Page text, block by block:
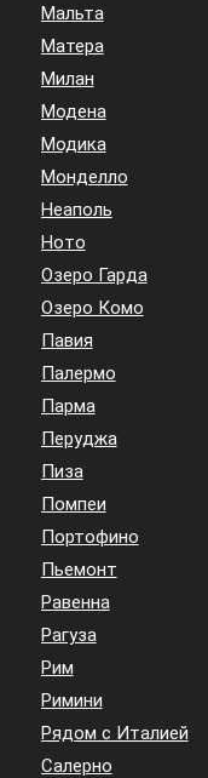
Мальта
Матера
Милан
Модена
Модика
Монделло
Неаполь
Ното
Озеро Гарда
Озеро Комо
Павия
Палермо
Парма
Перуджа
Пиза
Помпеи
Портофино
Пьемонт
Равенна
Рагуза
Рим
Римини
Рядом с Италией
Салерно